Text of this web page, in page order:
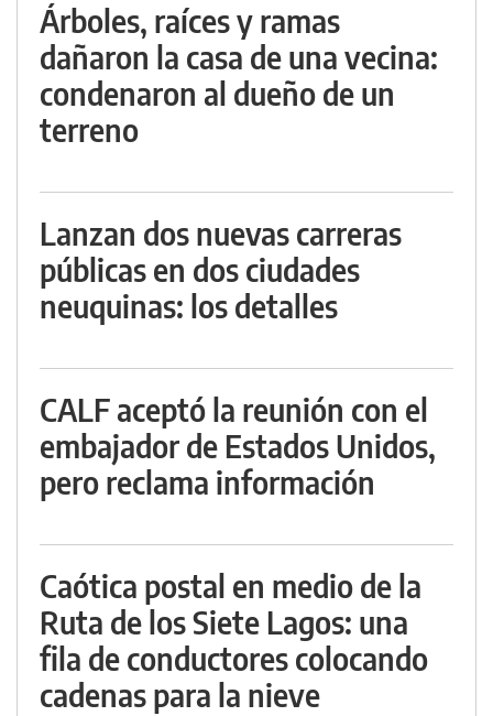
Árboles, raíces y ramas
dañaron la casa de una vecina:
condenaron al dueño de un
terreno
Lanzan dos nuevas carreras
públicas en dos ciudades
neuquinas: los detalles
CALF aceptó la reunión con el
embajador de Estados Unidos,
pero reclama información
Caótica postal en medio de la
Ruta de los Siete Lagos: una
fila de conductores colocando
cadenas para la nieve